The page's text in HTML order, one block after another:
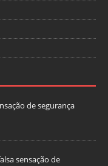
de segurança
sensação de